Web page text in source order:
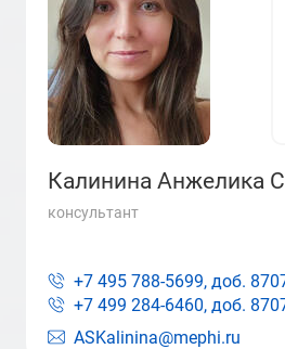
Калинина Анжелика
консультант
ASKalinina@mephi.ru
+7 495 788-5699, доб.
+7 499 284-6460, доб.